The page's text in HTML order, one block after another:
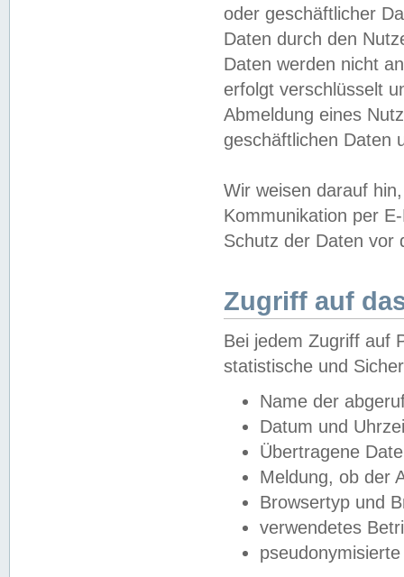
oder geschäftlicher
Daten durch den
Daten werden nicht
erfolgt verschlüsselt
Abmeldung eines
geschäftlichen Daten
Wir weisen darauf
Kommunikation per
Schutz der Daten vor
Zugriff auf
Bei jedem Zugriff auf
statistische und
Name der
Datum und
Übertragene
Meldung, ob der
Browsertyp und
verwendetes